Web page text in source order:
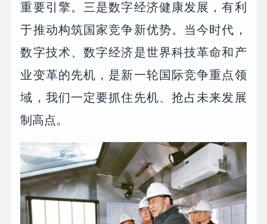
重要引擎。三是数字经济健康发展，有利
于推动构筑国家竞争新优势。当今时代，
数字技术、数字经济是世界科技革命和产
业变革的先机，是新一轮国际竞争重点领
域，我们一定要抓住先机、抢占未来发展
制高点。